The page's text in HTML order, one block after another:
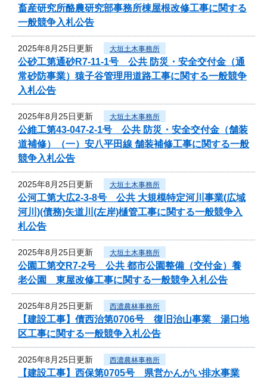
畜産研究所酪農研究部事務所棟屋根改修工事に関する
一般競争入札公告
2025年8月25日更新 大垣土木事務所
公砂工第通砂R7-11-1号 公共 防災・安全交付金（通
常砂防事業）猿子谷管理用道路工事に関する一般競争
入札公告
2025年8月25日更新 大垣土木事務所
公維工第43-047-2-1号 公共 防災・安全交付金（舗装
道補修）（一）安八平田線 舗装補修工事に関する一般
競争入札公告
2025年8月25日更新 大垣土木事務所
公河工第大広2-3-8号 公共 大規模特定河川事業(広域
河川)(債務)矢道川(左岸)樋管工事に関する一般競争入
札公告
2025年8月25日更新 大垣土木事務所
公園工第交R7-2号 公共 都市公園整備（交付金）養
老公園 東屋改修工事に関する一般競争入札公告
2025年8月25日更新 西濃農林事務所
【建設工事】債西治第0706号 復旧治山事業 湯口地
区工事に関する一般競争入札公告
2025年8月25日更新 西濃農林事務所
【建設工事】西保第0705号 県営かんがい排水事業